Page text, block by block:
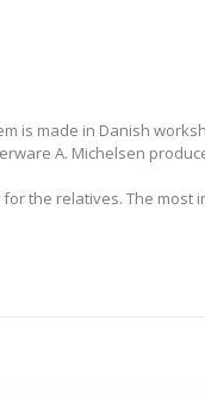
is made in Danish
A. Michelsen
the relatives. The